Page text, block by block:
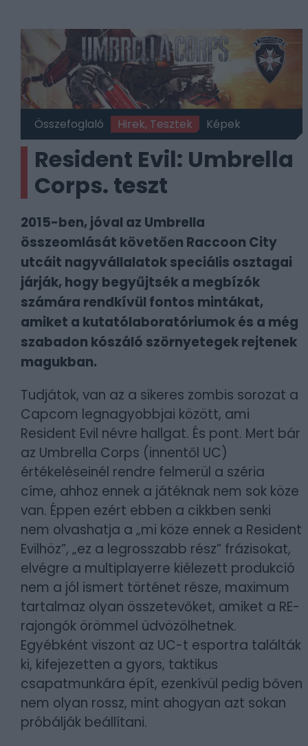
Összefoglaló Hirek, Tesztek Képek
Resident Evil: Umbrella
Corps. teszt
2015-ben, jóval az Umbrella
összeomlását követően Raccoon City
utcáit nagyvállalatok speciális osztagai
járják, hogy begyűjtsék a megbízók
számára rendkívül fontos mintákat,
amiket a kutatólaboratóriumok és a még
szabadon kószáló szörnyetegek rejtenek
magukban.
Tudjátok, van az a sikeres zombis sorozat a
Capcom legnagyobbjai között, ami
Resident Evil névre hallgat. És pont. Mert bár
az Umbrella Corps (innentől UC)
értékeléseinél rendre felmerül a széria
címe, ahhoz ennek a játéknak nem sok köze
van. Éppen ezért ebben a cikkben senki
nem olvashatja a „mi köze ennek a Resident
Evilhöz”, „ez a legrosszabb rész” frázisokat,
elvégre a multiplayerre kiélezett produkció
nem a jól ismert történet része, maximum
tartalmaz olyan összetevőket, amiket a RE-
rajongók örömmel üdvözölhetnek.
Egyébként viszont az UC-t esportra találták
ki, kifejezetten a gyors, taktikus
csapatmunkára épít, ezenkívül pedig bőven
nem olyan rossz, mint ahogyan azt sokan
próbálják beállítani.